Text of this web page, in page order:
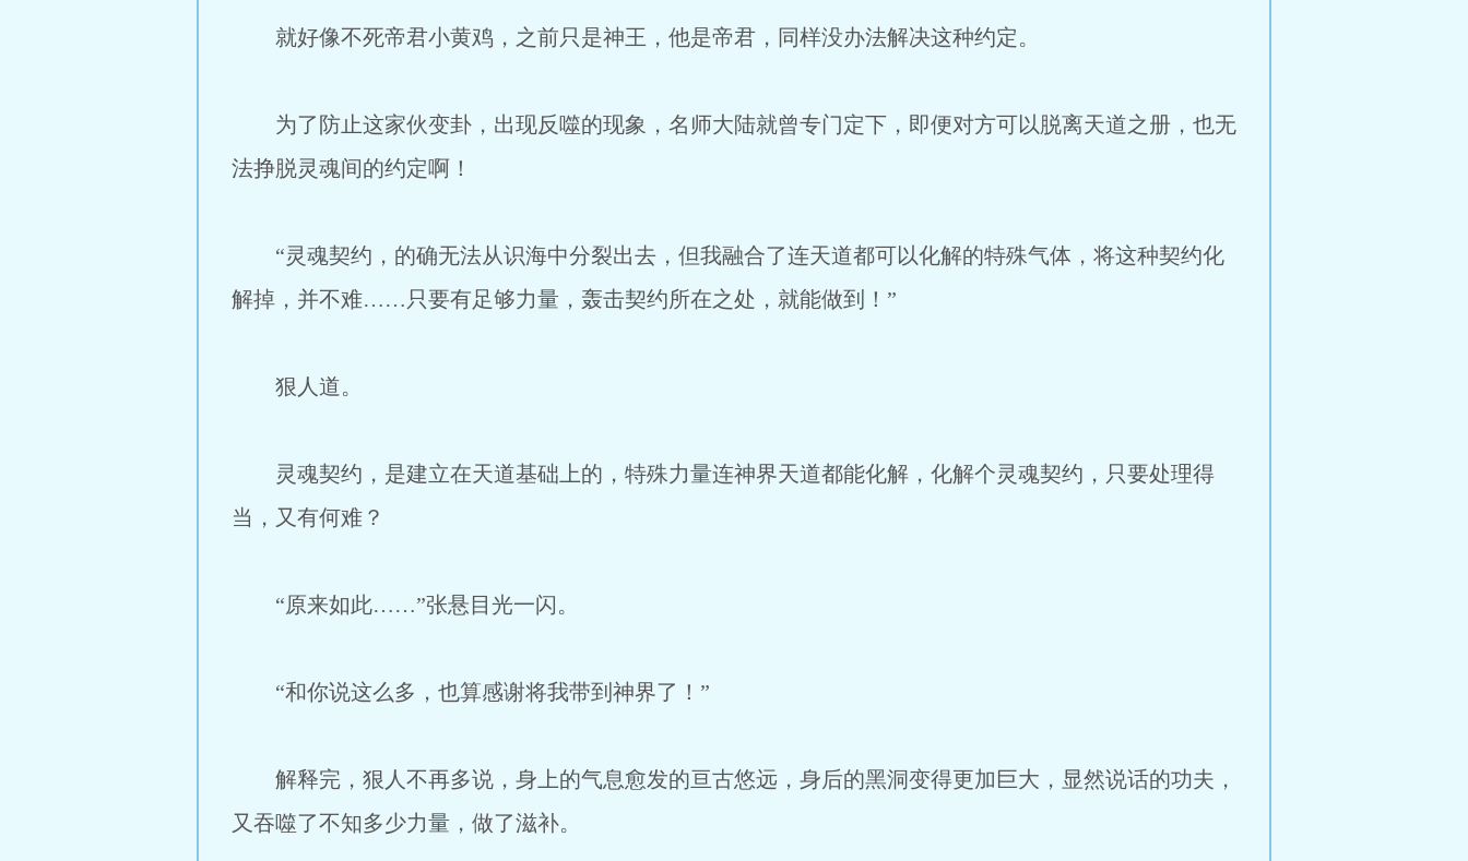
就好像不死帝君小黄鸡，之前只是神王，他是帝君，同样没办法解决这种约定。
为了防止这家伙变卦，出现反噬的现象，名师大陆就曾专门定下，即便对方可以脱离天道之册，也无
法挣脱灵魂间的约定啊！
“灵魂契约，的确无法从识海中分裂出去，但我融合了连天道都可以化解的特殊气体，将这种契约化
解掉，并不难……只要有足够力量，轰击契约所在之处，就能做到！”
狠人道。
灵魂契约，是建立在天道基础上的，特殊力量连神界天道都能化解，化解个灵魂契约，只要处理得
当，又有何难？
“原来如此……”张悬目光一闪。
“和你说这么多，也算感谢将我带到神界了！”
解释完，狠人不再多说，身上的气息愈发的亘古悠远，身后的黑洞变得更加巨大，显然说话的功夫，
又吞噬了不知多少力量，做了滋补。